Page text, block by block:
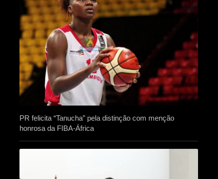
PR felicita “Tanucha” pela distinção com menção
honrosa da FIBA-África